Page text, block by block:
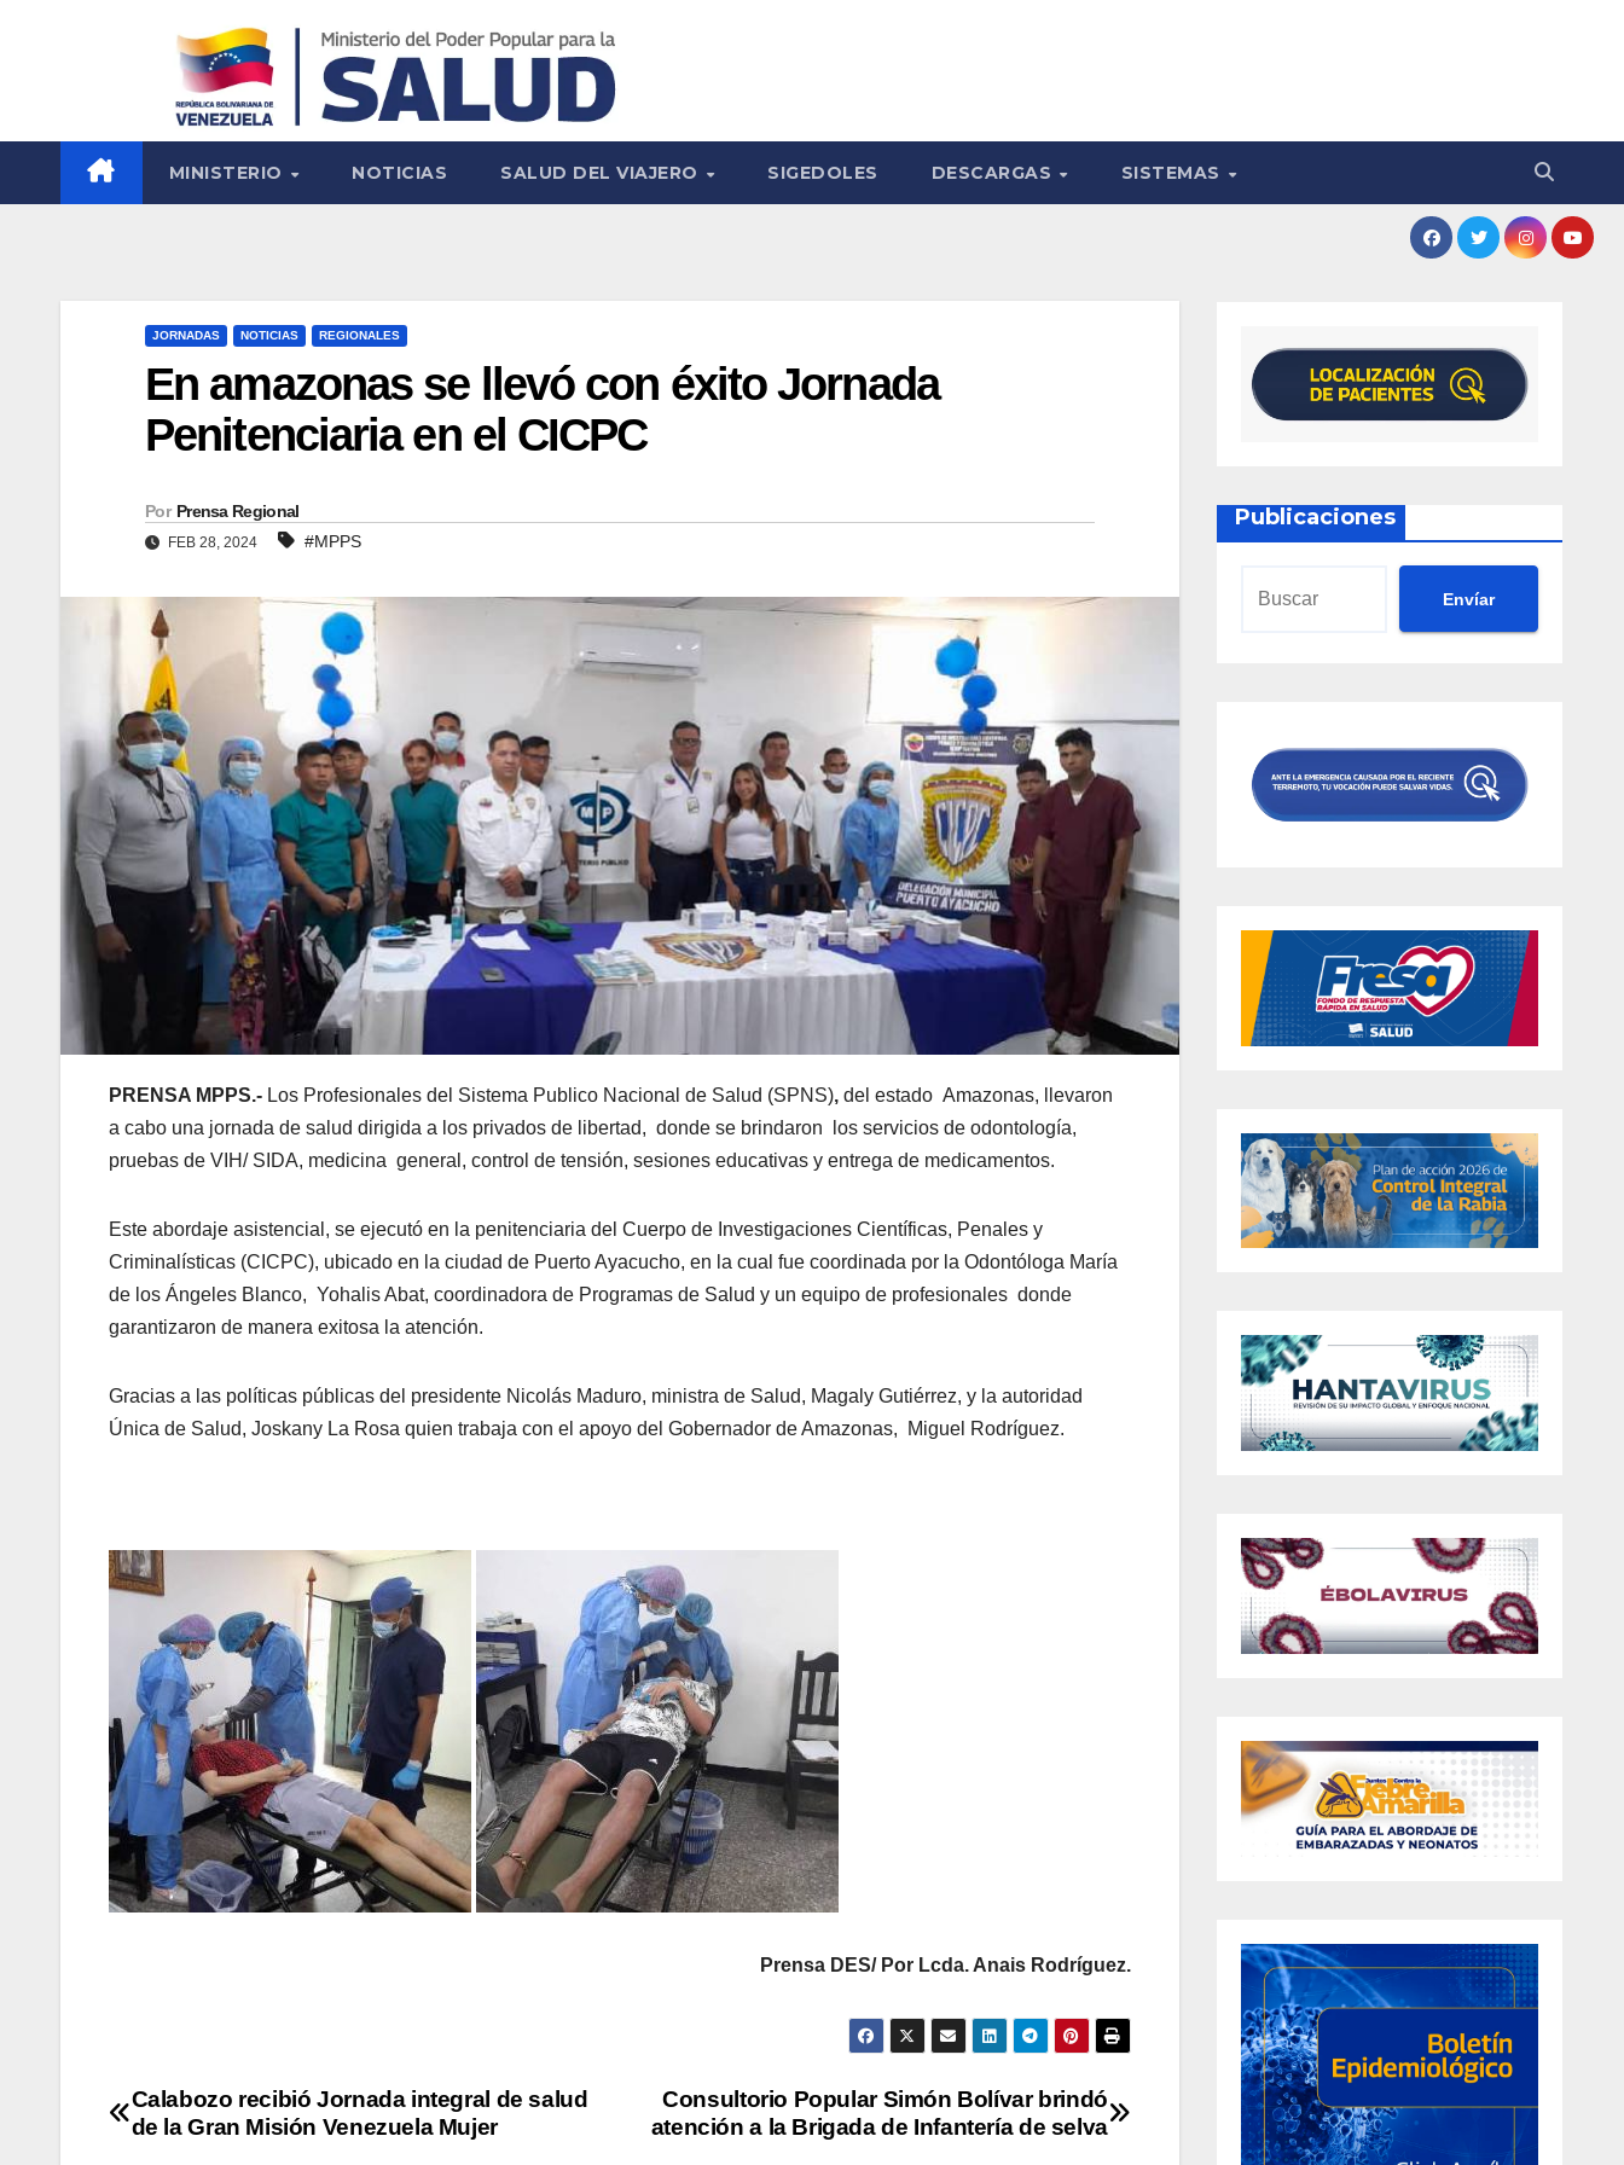
MINISTERIO NOTICIAS SALUD DEL VIAJERO SIGEDOLES DESCARGAS SISTEMAS
JORNADAS NOTICIAS REGIONALES
En amazonas se llevó con éxito Jornada
Penitenciaria en el CICPC
Por Prensa Regional
FEB 28, 2024 #MPPS
PRENSA MPPS.- Los Profesionales del Sistema Publico Nacional de Salud (SPNS), del estado Amazonas, llevaron
a cabo una jornada de salud dirigida a los privados de libertad, donde se brindaron los servicios de odontología,
pruebas de VIH/ SIDA, medicina general, control de tensión, sesiones educativas y entrega de medicamentos.
Este abordaje asistencial, se ejecutó en la penitenciaria del Cuerpo de Investigaciones Científicas, Penales y
Criminalísticas (CICPC), ubicado en la ciudad de Puerto Ayacucho, en la cual fue coordinada por la Odontóloga María
de los Ángeles Blanco, Yohalis Abat, coordinadora de Programas de Salud y un equipo de profesionales donde
garantizaron de manera exitosa la atención.
Gracias a las políticas públicas del presidente Nicolás Maduro, ministra de Salud, Magaly Gutiérrez, y la autoridad
Única de Salud, Joskany La Rosa quien trabaja con el apoyo del Gobernador de Amazonas, Miguel Rodríguez.
Prensa DES/ Por Lcda. Anais Rodríguez.
Consultorio Popular Simón Bolívar brindó
atención a la Brigada de Infantería de selva
Calabozo recibió Jornada integral de salud
de la Gran Misión Venezuela Mujer
Publicaciones
Envíar